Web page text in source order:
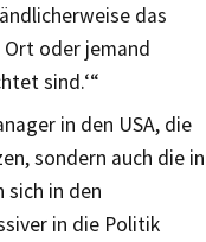
das
Ort oder jemand
sind.‘“
in den USA, die
sondern auch die in
sich in den
in die Politik